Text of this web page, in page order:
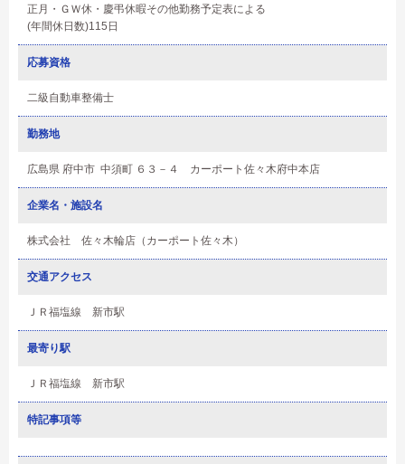
正月・ＧＷ休・慶弔休暇その他勤務予定表による
(年間休日数)115日
応募資格
二級自動車整備士
勤務地
広島県 府中市 中須町 ６３－４ カーポート佐々木府中本店
企業名・施設名
株式会社 佐々木輪店（カーポート佐々木）
交通アクセス
ＪＲ福塩線 新市駅
最寄り駅
ＪＲ福塩線 新市駅
特記事項等